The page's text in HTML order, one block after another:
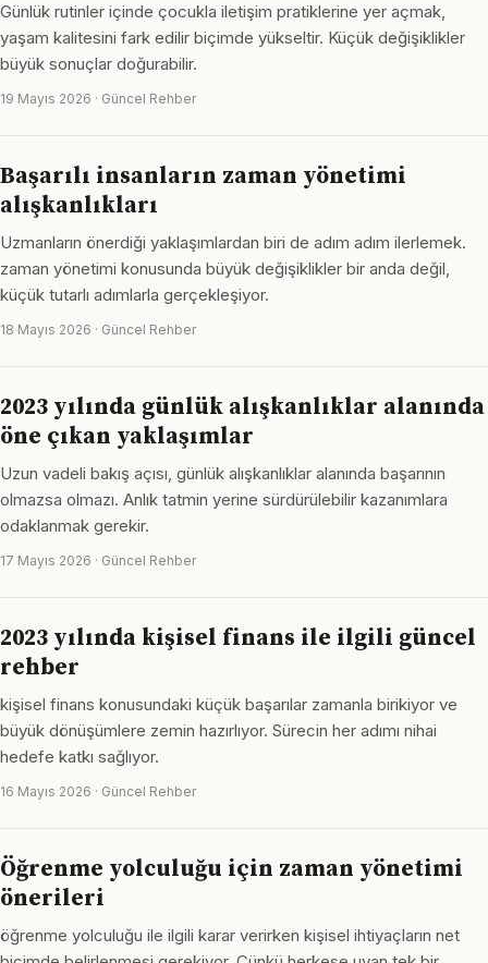
Günlük rutinler içinde çocukla iletişim pratiklerine yer açmak,
yaşam kalitesini fark edilir biçimde yükseltir. Küçük değişiklikler
büyük sonuçlar doğurabilir.
19 Mayıs 2026 · Güncel Rehber
Başarılı insanların zaman yönetimi
alışkanlıkları
Uzmanların önerdiği yaklaşımlardan biri de adım adım ilerlemek.
zaman yönetimi konusunda büyük değişiklikler bir anda değil,
küçük tutarlı adımlarla gerçekleşiyor.
18 Mayıs 2026 · Güncel Rehber
2023 yılında günlük alışkanlıklar alanında
öne çıkan yaklaşımlar
Uzun vadeli bakış açısı, günlük alışkanlıklar alanında başarının
olmazsa olmazı. Anlık tatmin yerine sürdürülebilir kazanımlara
odaklanmak gerekir.
17 Mayıs 2026 · Güncel Rehber
2023 yılında kişisel finans ile ilgili güncel
rehber
kişisel finans konusundaki küçük başarılar zamanla birikiyor ve
büyük dönüşümlere zemin hazırlıyor. Sürecin her adımı nihai
hedefe katkı sağlıyor.
16 Mayıs 2026 · Güncel Rehber
Öğrenme yolculuğu için zaman yönetimi
önerileri
öğrenme yolculuğu ile ilgili karar verirken kişisel ihtiyaçların net